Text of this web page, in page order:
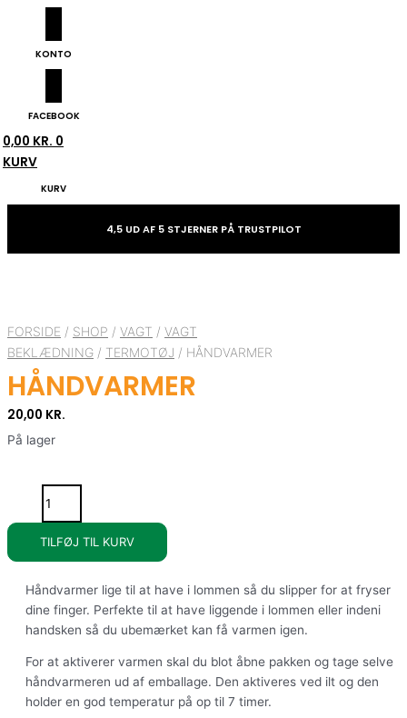
KONTO
FACEBOOK
0,00 KR. 0
KURV
KURV
4,5 UD AF 5 STJERNER PÅ TRUSTPILOT
FORSIDE / SHOP / VAGT / VAGT
BEKLÆDNING / TERMOTØJ / HÅNDVARMER
HÅNDVARMER
20,00 KR.
På lager
antal
TILFØJ TIL KURV
Håndvarmer lige til at have i lommen så du slipper for at fryser
dine finger. Perfekte til at have liggende i lommen eller indeni
handsken så du ubemærket kan få varmen igen.
For at aktiverer varmen skal du blot åbne pakken og tage selve
håndvarmeren ud af emballage. Den aktiveres ved ilt og den
holder en god temperatur på op til 7 timer.